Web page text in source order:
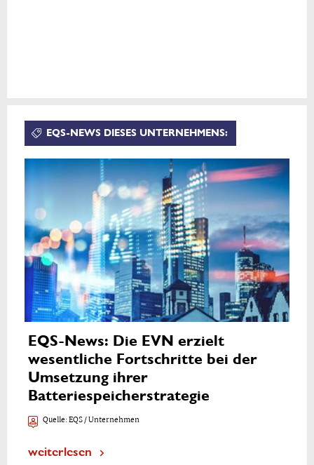
EQS-NEWS DIESES UNTERNEHMENS:
EQS-News: Die EVN erzielt
wesentliche Fortschritte bei der
Umsetzung ihrer
Batteriespeicherstrategie
Quelle:EQS / Unternehmen
weiterlesen